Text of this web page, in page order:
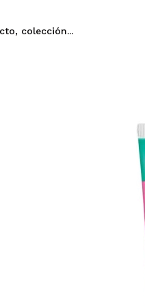
No tengo cuenta
Al crear una cuenta
rápidamente, revisar
Ines
colori